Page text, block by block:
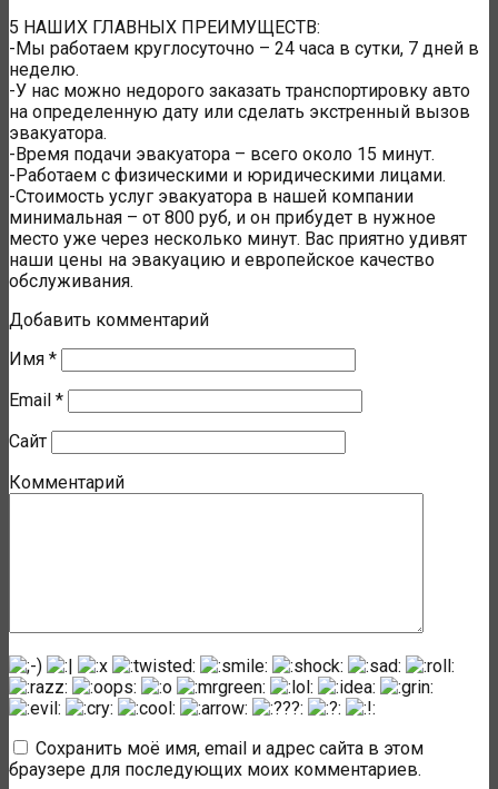
5 НАШИХ ГЛАВНЫХ ПРЕИМУЩЕСТВ:
-Мы работаем круглосуточно – 24 часа в сутки, 7 дней в
неделю.
-У нас можно недорого заказать транспортировку авто
на определенную дату или сделать экстренный вызов
эвакуатора.
-Время подачи эвакуатора – всего около 15 минут.
-Работаем с физическими и юридическими лицами.
-Стоимость услуг эвакуатора в нашей компании
минимальная – от 800 руб, и он прибудет в нужное
место уже через несколько минут. Вас приятно удивят
наши цены на эвакуацию и европейское качество
обслуживания.
Добавить комментарий
Имя *
Email *
Сайт
Комментарий
Сохранить моё имя, email и адрес сайта в этом
браузере для последующих моих комментариев.